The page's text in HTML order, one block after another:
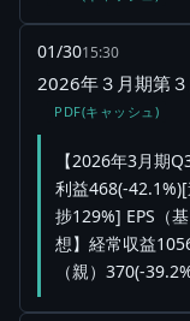
01/3015:30
2026年３月期第
PDF(キャッシュ)
【2026年3月期
利益468(-
捗129%] EPS（
想】経常収益
（親）370(-